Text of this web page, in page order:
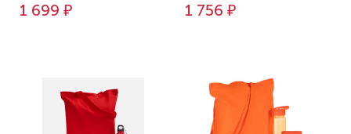
1 699 ₽ 1 756 ₽